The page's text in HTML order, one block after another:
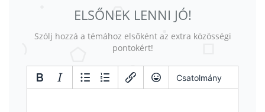
ELSŐNEK LENNI JÓ!
Szólj hozzá a témához elsőként az extra közösségi
pontokért!
Csatolmány